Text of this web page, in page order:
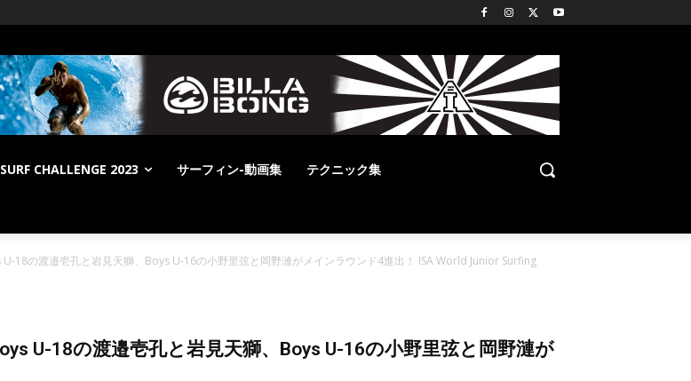
CHALLENGE 2023 サーフィン-動画集 テクニック集
18の渡邉壱孔と岩見天獅、Boys U-16の小野里弦と岡野漣がメインラウンド4進出！ ISA World Junior Surfing
U-18の渡邉壱孔と岩見天獅、Boys U-16の小野里弦と岡野漣が